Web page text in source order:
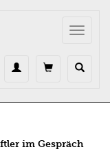
Toggle
im Gespräch